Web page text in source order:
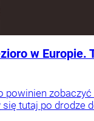
w Europie.
powinien zobaczyć
tutaj po drodze